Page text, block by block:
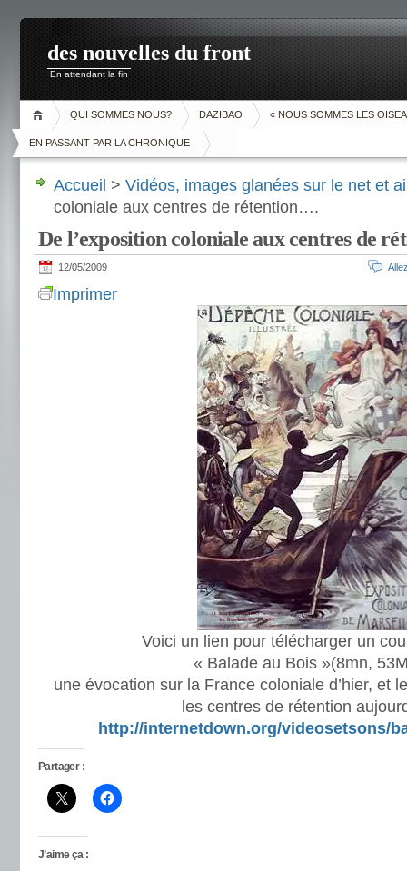
des nouvelles du front
En attendant la fin
QUI SOMMES NOUS? DAZIBAO « NOUS SOMMES LES
EN PASSANT PAR LA CHRONIQUE
Accueil > Vidéos, images glanées sur le net et
coloniale aux centres de rétention….
De l’exposition coloniale aux centres de
12/05/2009
Imprimer
Voici un lien pour télécharger un
« Balade au Bois »(8mn,
une évocation sur la France coloniale d’hier, et
les centres de rétention
http://internetdown.org/videosetsons/
Partager :
J’aime ça :